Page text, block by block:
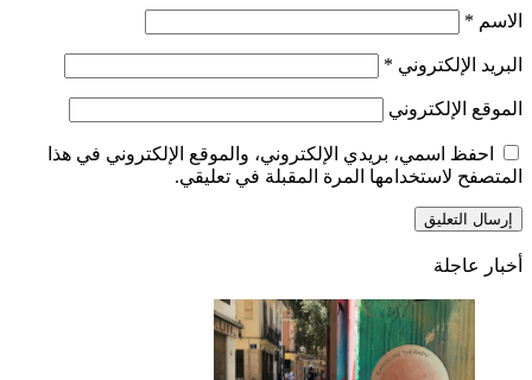
الاسم *
البريد الإلكتروني *
الموقع الإلكتروني
احفظ اسمي، بريدي الإلكتروني، والموقع الإلكتروني في هذا
المتصفح لاستخدامها المرة المقبلة في تعليقي.
أخبار عاجلة